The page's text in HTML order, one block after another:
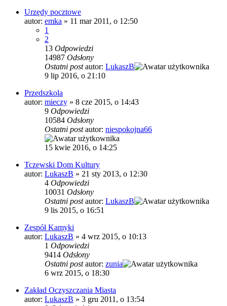
Urzędy pocztowe
autor: emka » 11 mar 2011, o 12:50
1
2
13 Odpowiedzi
14987 Odsłony
Ostatni postautor: LukaszB
9 lip 2016, o 21:10
Przedszkola
autor: mieczy » 8 cze 2015, o 14:43
9 Odpowiedzi
10584 Odsłony
Ostatni postautor: niespokojna66
15 kwie 2016, o 14:25
Tczewski Dom Kultury
autor: LukaszB » 21 sty 2013, o 12:30
4 Odpowiedzi
10031 Odsłony
Ostatni postautor: LukaszB
9 lis 2015, o 16:51
Zespół Kamyki
autor: LukaszB » 4 wrz 2015, o 10:13
1 Odpowiedzi
9414 Odsłony
Ostatni postautor: zunia
6 wrz 2015, o 18:30
Zakład Oczyszczania Miasta
autor: LukaszB » 3 gru 2011, o 13:54